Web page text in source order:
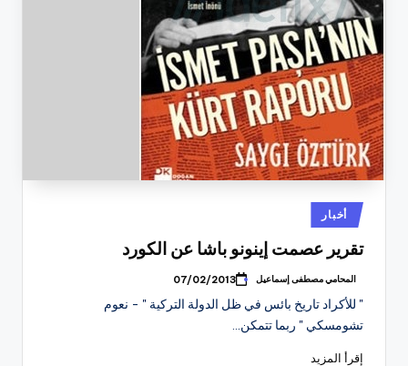
نُشر
في
أخبار
تقرير عصمت إينونو باشا عن الكورد
تمّ
النشر
بواسطة
المحامي مصطفى إسماعيل 07/02/2013
" للأكراد تاريخ بائس في ظل الدولة التركية " - نعوم
تشومسكي " ربما تتمكن…
إقرأ المزيد